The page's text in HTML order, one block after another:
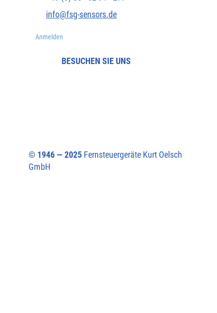
info@fsg-sensors.de
Anmelden
© 1946 — 2025 Fernsteuergeräte Kurt Oelsch
GmbH​
BESUCHEN SIE UNS